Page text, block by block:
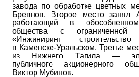
завода по обработке цветных
Бревнов. Второе место занял
работающий в обособленном
общества с ограниченной
«Инжиниринг
в Каменске-Уральском. Третье
из Нижнего Тагила —
публичного акционерного
Виктор Мубинов.